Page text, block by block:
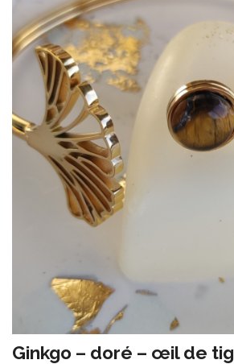
Ginkgo – doré – œil de